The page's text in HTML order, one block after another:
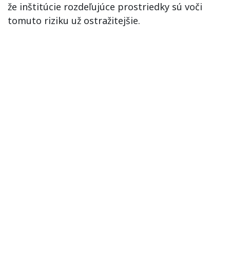
že inštitúcie rozdeľujúce prostriedky sú voči
tomuto riziku už ostražitejšie.